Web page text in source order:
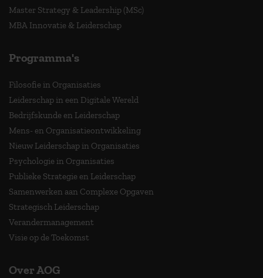
Master Strategy & Leadership (MSc)
MBA Innovatie & Leiderschap
Programma's
Filosofie in Organisaties
Leiderschap in een Digitale Wereld
Bedrijfskunde en Leiderschap
Mens- en Organisatieontwikkeling
Nieuw Leiderschap in Organisaties
Psychologie in Organisaties
Publieke Strategie en Leiderschap
Samenwerken aan Complexe Opgaven
Strategisch Leiderschap
Verandermanagement
Visie op de Toekomst
Over AOG